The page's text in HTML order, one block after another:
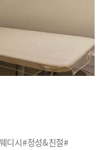
디시#정성&친절#